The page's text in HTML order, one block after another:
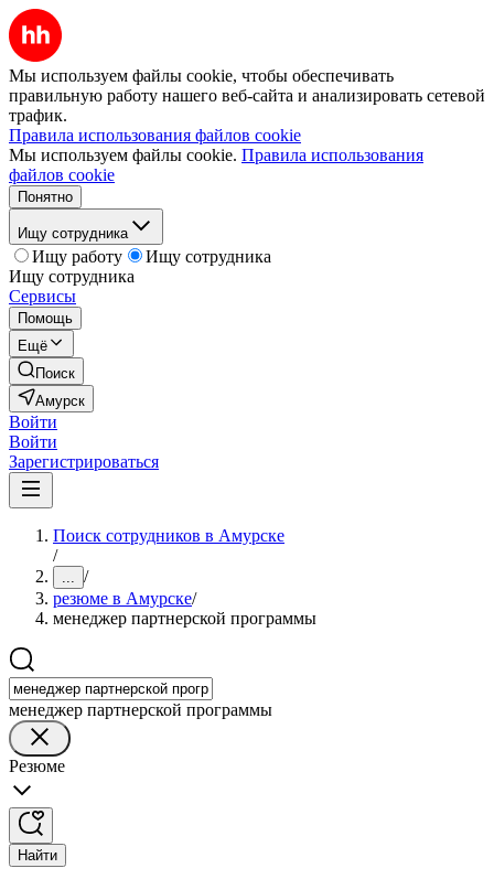
Мы используем файлы cookie, чтобы обеспечивать
правильную работу нашего веб-сайта и анализировать сетевой
трафик.
Правила использования файлов cookie
Мы используем файлы cookie. Правила использования
файлов cookie
Понятно
Ищу сотрудника
Ищу работу
Ищу сотрудника
Ищу сотрудника
Сервисы
Помощь
Ещё
Поиск
Амурск
Войти
Войти
Зарегистрироваться
Поиск сотрудников в Амурске
/
... /
резюме в Амурске/
менеджер партнерской программы
менеджер партнерской программы
Резюме
Найти